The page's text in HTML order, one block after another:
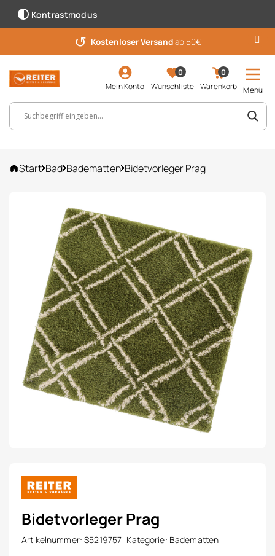
Kontrastmodus
↺ Kostenloser Versandab 50€
Mein Konto
0
Wunschliste
0
Warenkorb
Menü
Suchbegriff, Artikelnummer ...
Start Bad Badematten Bidetvorleger Prag
Bidetvorleger Prag
Artikelnummer:S5219757 Kategorie: Badematten